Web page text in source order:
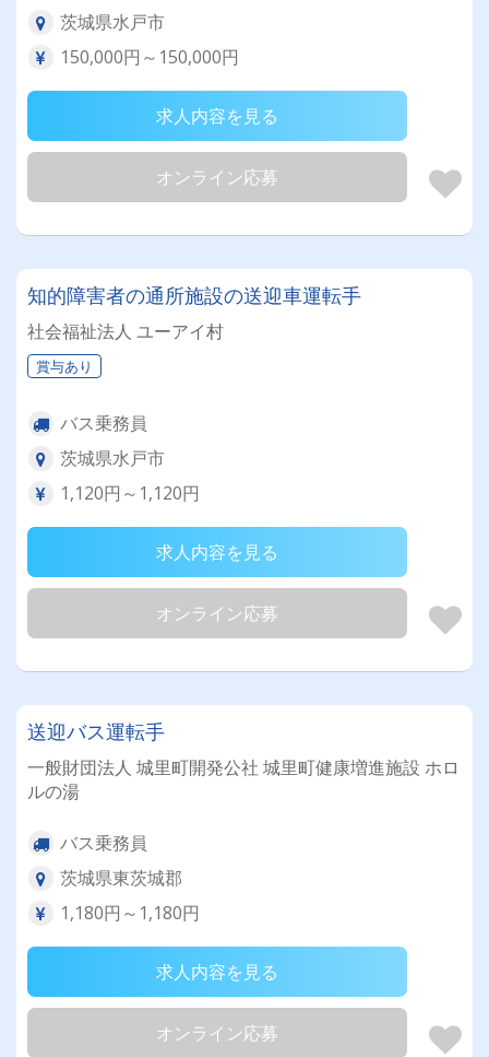
茨城県水戸市
150,000円～150,000円
求人内容を見る
オンライン応募
知的障害者の通所施設の送迎車運転手
社会福祉法人 ユーアイ村
賞与あり
バス乗務員
茨城県水戸市
1,120円～1,120円
求人内容を見る
オンライン応募
送迎バス運転手
一般財団法人 城里町開発公社 城里町健康増進施設 ホロ
ルの湯
バス乗務員
茨城県東茨城郡
1,180円～1,180円
求人内容を見る
オンライン応募